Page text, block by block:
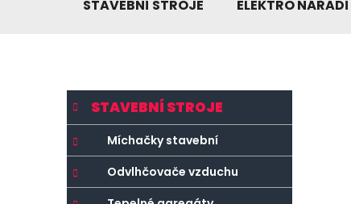
STAVEBNÍ STROJE ELEKTRO NÁŘADÍ
P
o
s
t
r
Přeskočit
kategorie
K
a
e
g
o
STAVEBNÍ STROJE
Míchačky stavební
Odvlhčovače vzduchu